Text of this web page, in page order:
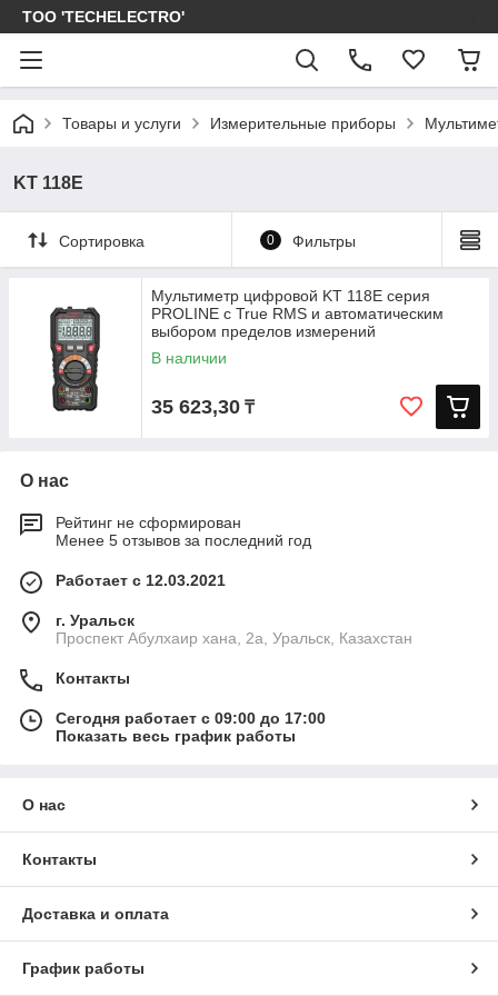
ТОО 'TECHELECTRO'
Товары и услуги Измерительные приборы
KT 118E
Сортировка 0 Фильтры
Мультиметр цифровой KT 118E серия
PROLINE с True RMS и автоматическим
выбором пределов измерений
В наличии
35 623,30 ₸
О нас
Рейтинг не сформирован
Менее 5 отзывов за последний год
Работает с 12.03.2021
г. Уральск
Проспект Абулхаир хана, 2а, Уральск, Казахстан
Контакты
Сегодня работает с 09:00 до 17:00
Показать весь график работы
О нас
Контакты
Доставка и оплата
График работы